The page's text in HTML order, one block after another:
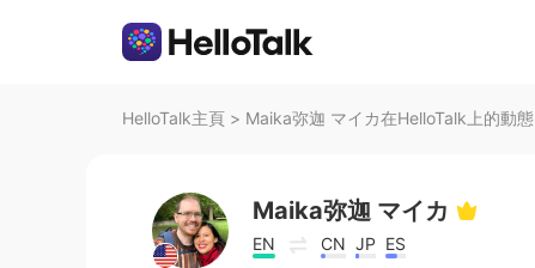
HelloTalk主頁 > Maika弥迦 マイカ在HelloTalk上的動態
Maika弥迦 マイカ
EN CN JP ES